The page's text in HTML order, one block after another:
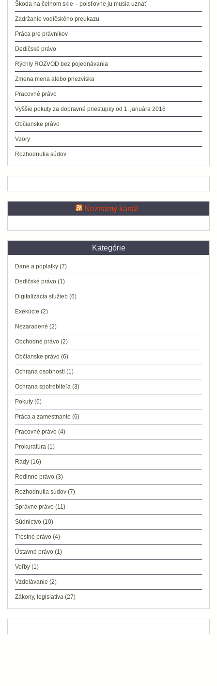
Škoda na čelnom skle – poisťovne ju musia uznať
Zadržanie vodičského preukazu
Práca pre právnikov
Dedičské právo
Rýchly ROZVOD bez pojednávania
Zmena mena alebo priezviska
Pracovné právo
Vyššie pokuty za dopravné priestupky od 1. januára 2016
Občianske právo
Vzory
Rozhodnutia súdov
Neznámy kanál
Kategórie
Dane a poplatky (7)
Dedičské právo (1)
Digitalizácia služieb (6)
Exekúcie (2)
Nezaradené (2)
Obchodné právo (2)
Občianske právo (6)
Ochrana osobnosti (1)
Ochrana spotrebiteľa (3)
Pokuty (6)
Práca a zamestnanie (6)
Pracovné právo (4)
Prokuratúra (1)
Rady (16)
Rodinné právo (3)
Rozhodnutia súdov (7)
Správne právo (11)
Súdnictvo (10)
Trestné právo (4)
Ústavné právo (1)
Voľby (1)
Vzdelávanie (2)
Zákony, legislatíva (27)